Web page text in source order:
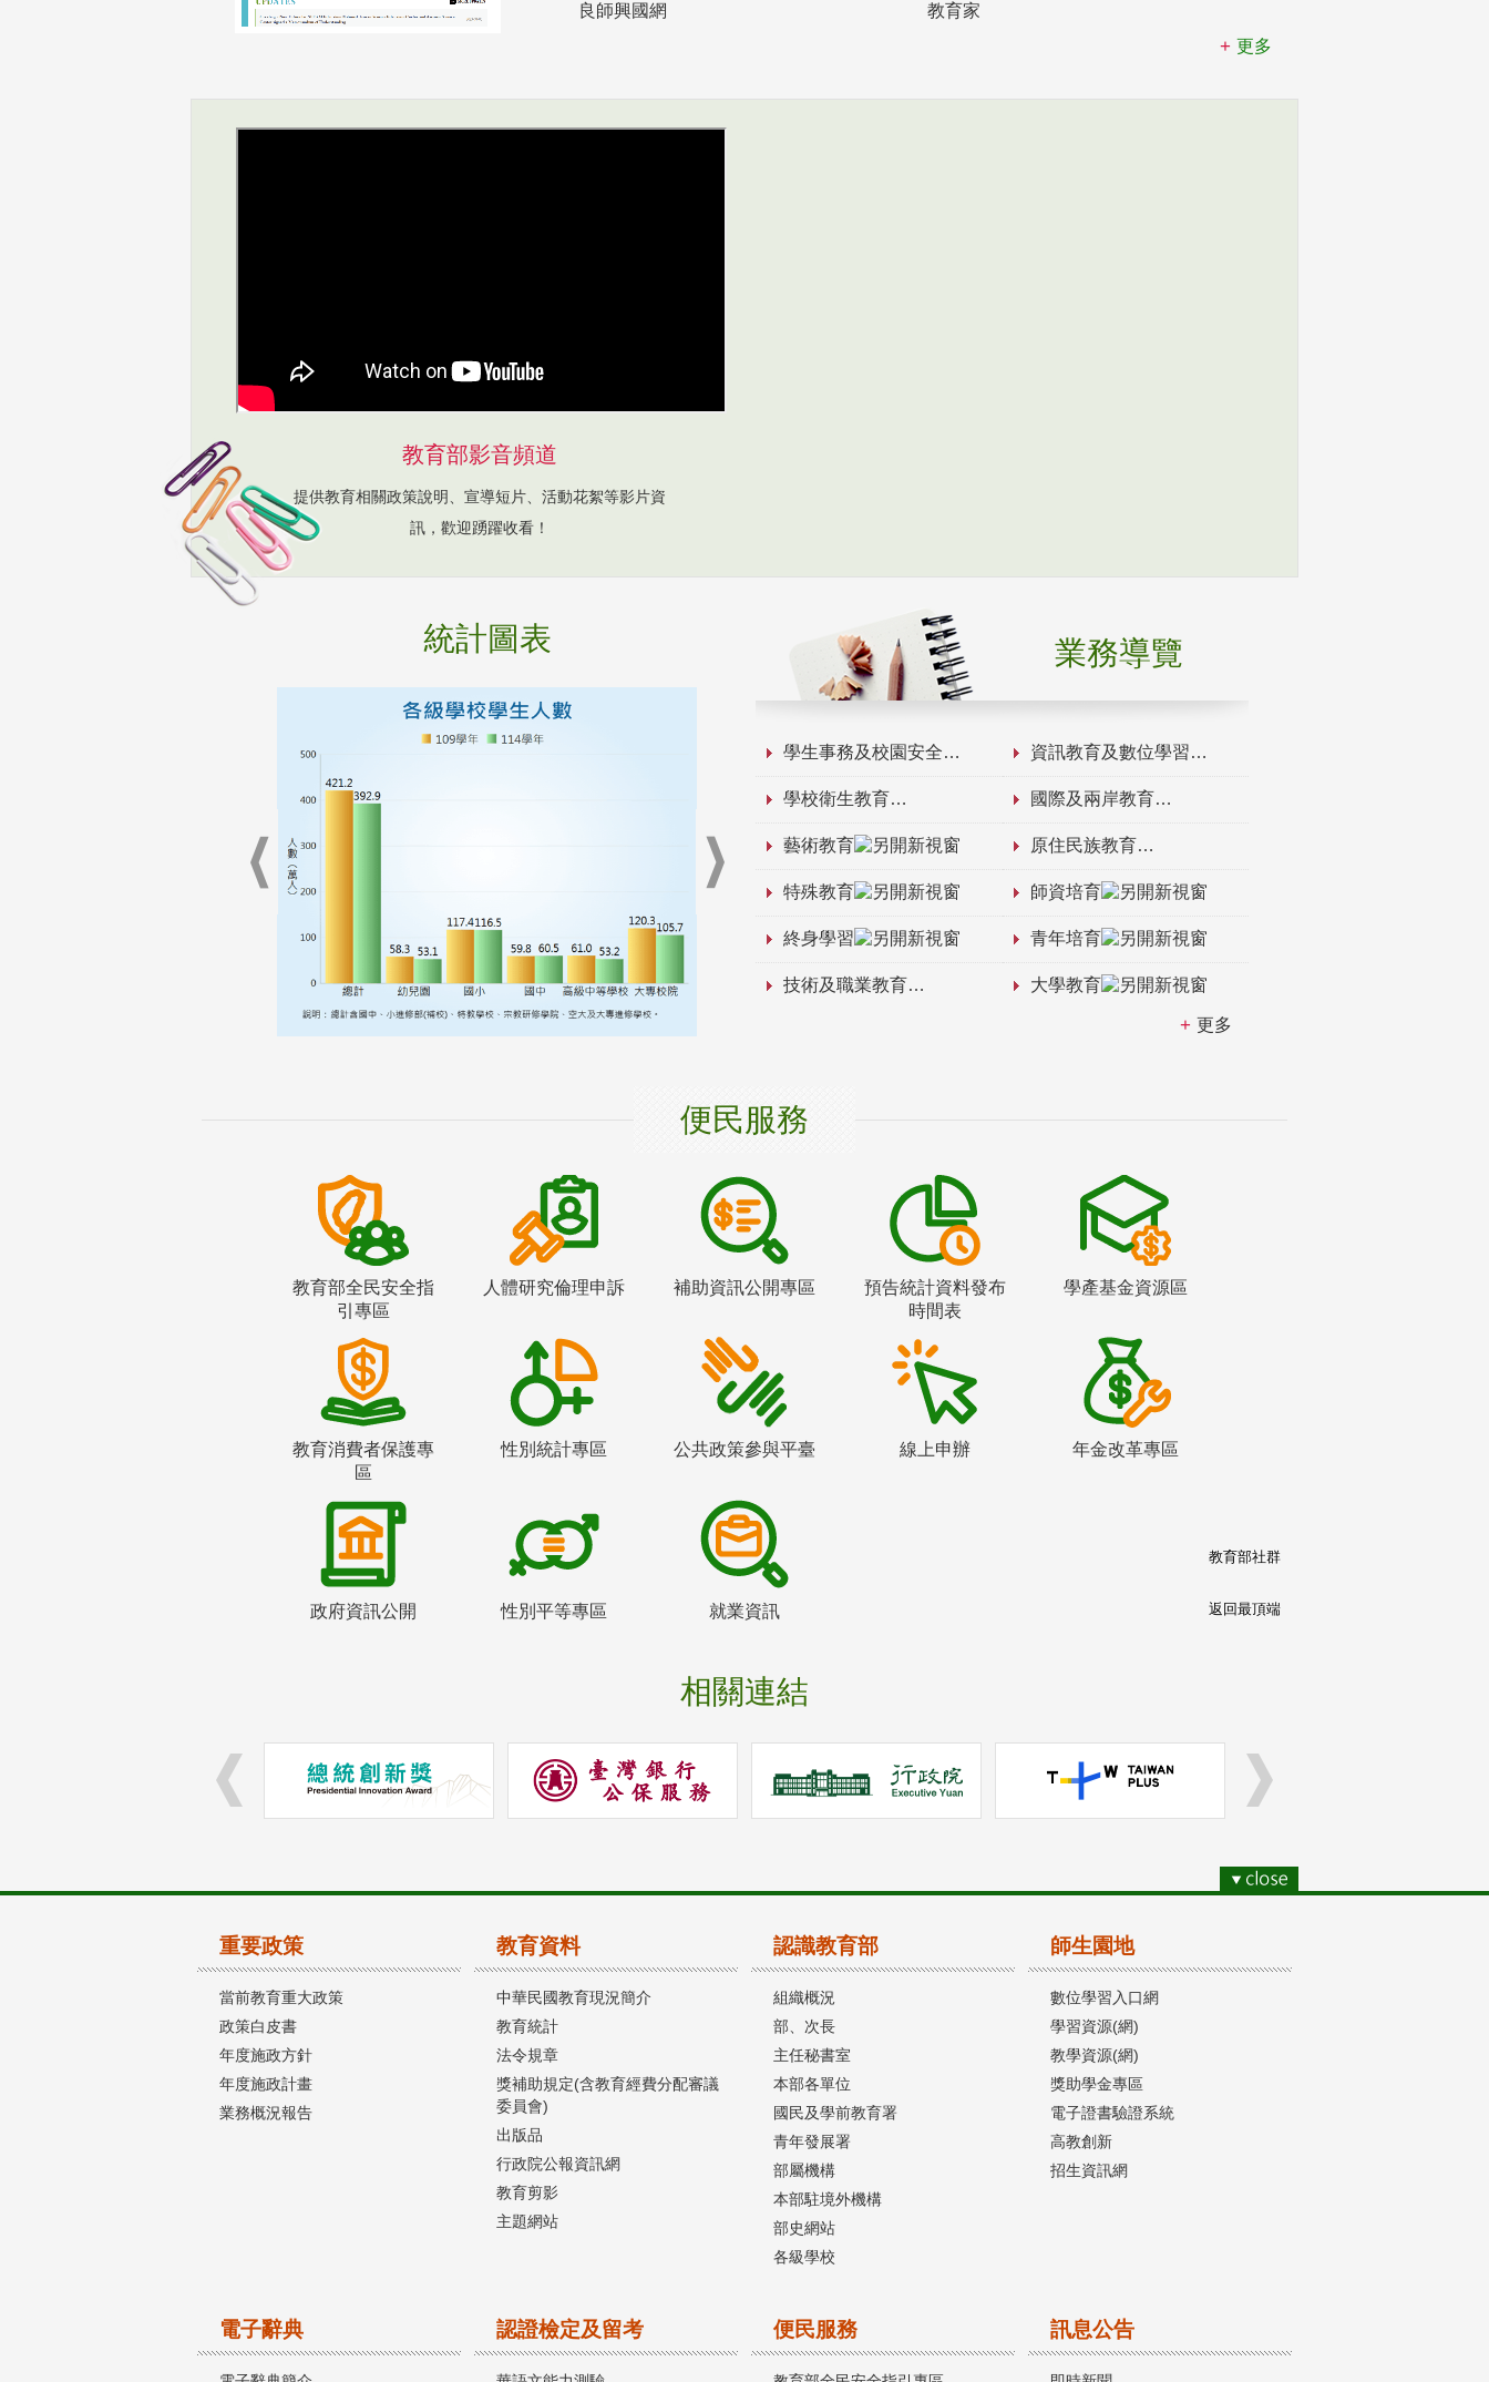
良師興國網
教育家
更多
教育部影音頻道
提供教育相關政策說明、宣導短片、活動花絮等影片資
訊，歡迎踴躍收看！
統計圖表 業務導覽
學生事務及校園安全 資訊教育及數位學習
學校衛生教育 國際及兩岸教育
藝術教育 原住民族教育
特殊教育 師資培育
終身學習 青年培育
技術及職業教育 大學教育
更多
便民服務
教育部全民安全指
引專區
人體研究倫理申訴 補助資訊公開專區
預告統計資料發布
時間表
學產基金資源區
教育消費者保護專
區
性別統計專區 公共政策參與平臺 線上申辦 年金改革專區
政府資訊公開 性別平等專區 就業資訊
相關連結
教育部社群
返回最頂端
重要政策
當前教育重大政策
政策白皮書
年度施政方針
年度施政計畫
業務概況報告
教育資料
中華民國教育現況簡介
教育統計
法令規章
獎補助規定(含教育經費分配審議
委員會)
出版品
行政院公報資訊網
教育剪影
主題網站
認識教育部
組織概況
部、次長
主任秘書室
本部各單位
國民及學前教育署
青年發展署
部屬機構
本部駐境外機構
部史網站
各級學校
師生園地
數位學習入口網
學習資源(網)
教學資源(網)
獎助學金專區
電子證書驗證系統
高教創新
招生資訊網
電子辭典 認證檢定及留考 便民服務 訊息公告